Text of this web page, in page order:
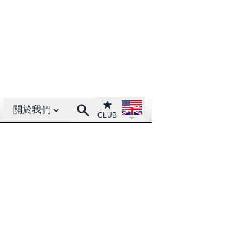
Open About menu
關於我們 SearchClub
CLUB
Open language menu